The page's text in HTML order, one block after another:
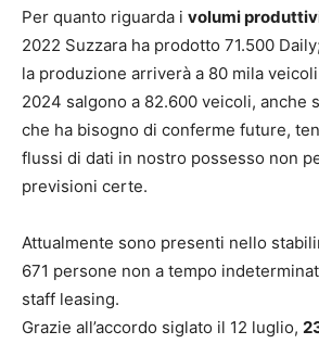
Per quanto riguarda i volumi
2022 Suzzara ha prodotto 71.500
la produzione arriverà a 80 mila
2024 salgono a 82.600 veicoli, anche
che ha bisogno di conferme future,
flussi di dati in nostro possesso non
previsioni certe.
Attualmente sono presenti nello
671 persone non a tempo
staff leasing.
Grazie all’accordo siglato il 12 luglio,